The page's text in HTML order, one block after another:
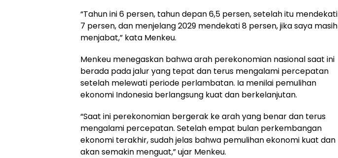
“Tahun ini 6 persen, tahun depan 6,5 persen, setelah itu mendekati
7 persen, dan menjelang 2029 mendekati 8 persen, jika saya masih
menjabat,” kata Menkeu.
Menkeu menegaskan bahwa arah perekonomian nasional saat ini
berada pada jalur yang tepat dan terus mengalami percepatan
setelah melewati periode perlambatan. Ia menilai pemulihan
ekonomi Indonesia berlangsung kuat dan berkelanjutan.
“Saat ini perekonomian bergerak ke arah yang benar dan terus
mengalami percepatan. Setelah empat bulan perkembangan
ekonomi terakhir, sudah jelas bahwa pemulihan ekonomi kuat dan
akan semakin menguat,” ujar Menkeu.